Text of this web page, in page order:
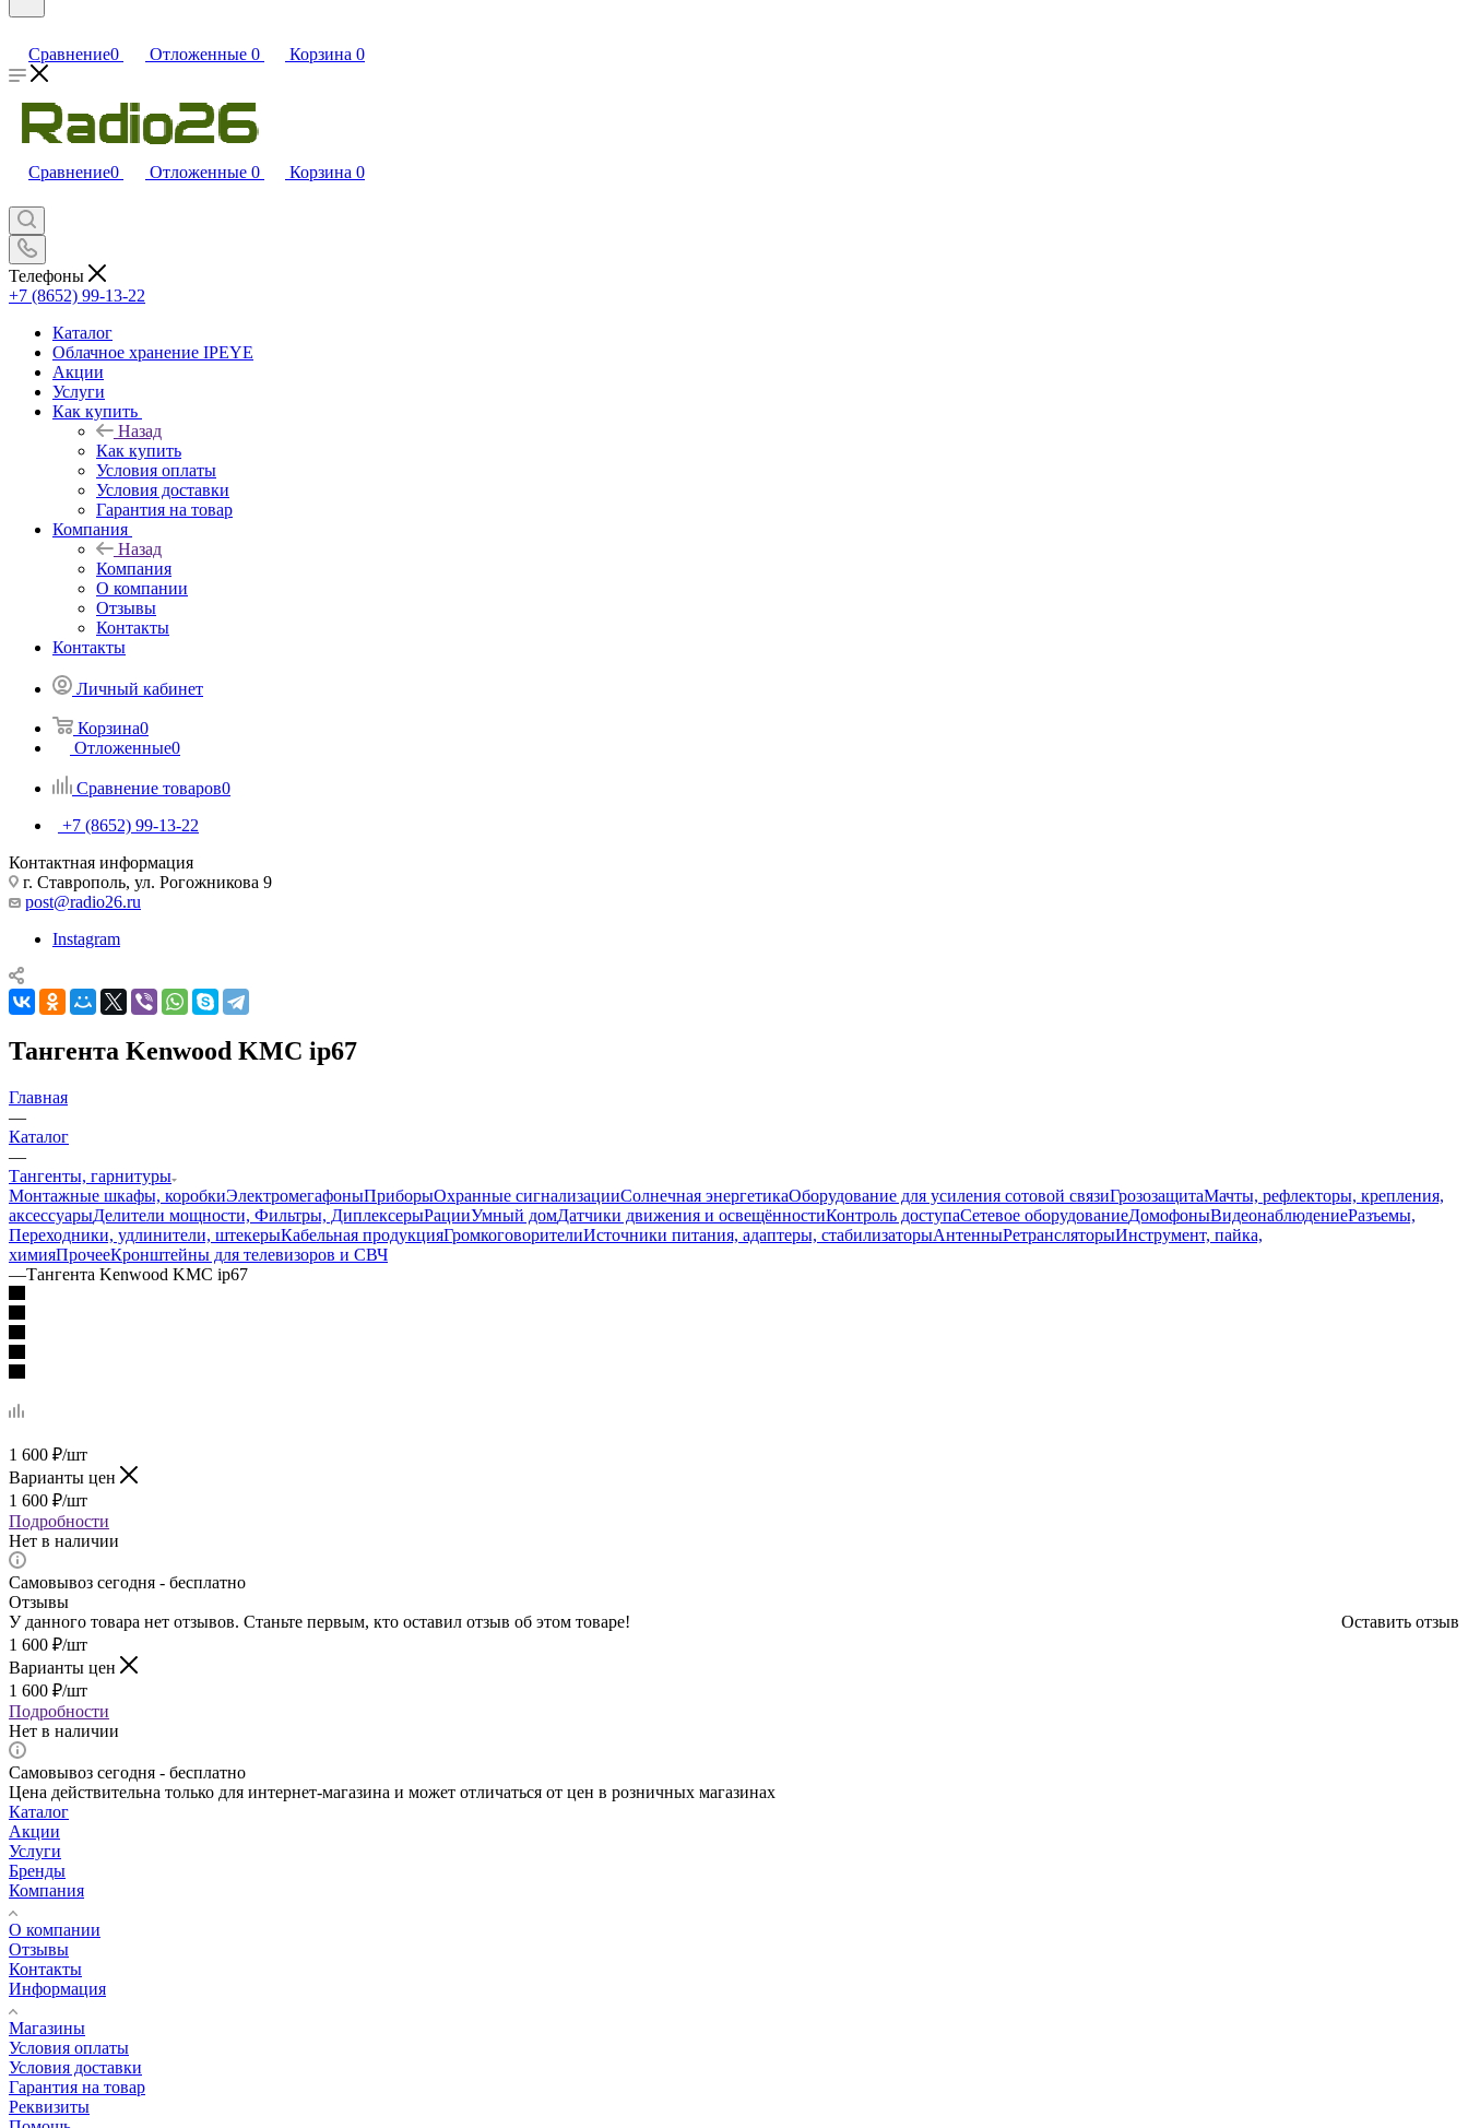
Сравнение0 Отложенные 0 Корзина 0
Сравнение0 Отложенные 0 Корзина 0
Телефоны
+7 (8652) 99-13-22
Каталог
Облачное хранение IPEYE
Акции
Услуги
Как купить
Назад
Как купить
Условия оплаты
Условия доставки
Гарантия на товар
Компания
Назад
Компания
О компании
Отзывы
Контакты
Контакты
Личный кабинет
Корзина0
Отложенные0
Сравнение товаров0
+7 (8652) 99-13-22
Контактная информация
г. Ставрополь, ул. Рогожникова 9
post@radio26.ru
Instagram
Тангента Kenwood KMC ip67
Главная
—
Каталог
—
Тангенты, гарнитуры
Монтажные шкафы, коробкиЭлектромегафоныПриборыОхранные сигнализацииСолнечная энергетикаОборудование для усиления сотовой связиГрозозащитаМачты, рефлекторы, крепления,
аксессуарыДелители мощности, Фильтры, ДиплексерыРацииУмный домДатчики движения и освещённостиКонтроль доступаСетевое оборудованиеДомофоныВидеонаблюдениеРазъемы,
Переходники, удлинители, штекерыКабельная продукцияГромкоговорителиИсточники питания, адаптеры, стабилизаторыАнтенныРетрансляторыИнструмент, пайка,
химияПрочееКронштейны для телевизоров и СВЧ
—Тангента Kenwood KMC ip67
1 600 ₽/шт
Варианты цен
1 600 ₽/шт
Подробности
Нет в наличии
Самовывоз сегодня - бесплатно
Отзывы
Оставить отзыв
У данного товара нет отзывов. Станьте первым, кто оставил отзыв об этом товаре!
1 600 ₽/шт
Варианты цен
1 600 ₽/шт
Подробности
Нет в наличии
Самовывоз сегодня - бесплатно
Цена действительна только для интернет-магазина и может отличаться от цен в розничных магазинах
Каталог
Акции
Услуги
Бренды
Компания
О компании
Отзывы
Контакты
Информация
Магазины
Условия оплаты
Условия доставки
Гарантия на товар
Реквизиты